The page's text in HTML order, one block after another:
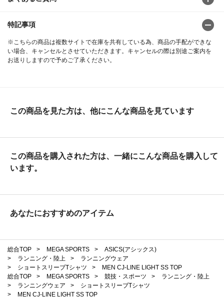
特記事項
※こちらの商品は複数サイトで在庫を共有している為、商品の手配ができな
い場合、キャンセルとさせていただきます。キャンセルの際は別途ご案内を
お送りしますので予めご了承ください。
この商品を見た方は、他にこんな商品を見ています
この商品を購入された方は、一緒にこんな商品を購入して
います。
あなたにおすすめのアイテム
総合TOP > MEGA SPORTS >
ASICS(アシックス)
>
ランニング・陸上 >
ランニングウェア
>
ショートスリーブTシャツ >
MEN CJ-LINE LIGHT SS TOP
総合TOP
> MEGA SPORTS > 競技・スポーツ >
ランニング・陸上
>
ランニングウェア >
ショートスリーブTシャツ
>
MEN CJ-LINE LIGHT SS TOP